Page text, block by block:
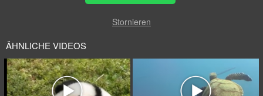
Stornieren
ÄHNLICHE VIDEOS